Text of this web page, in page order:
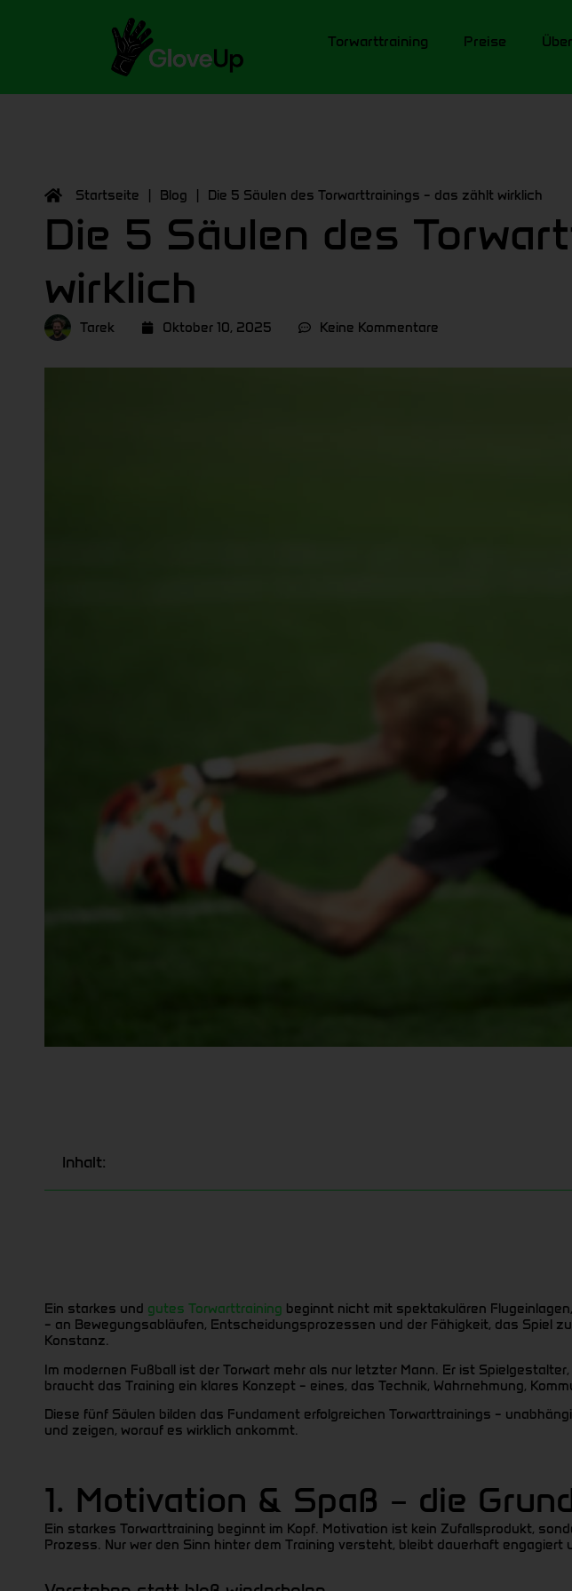
Torwarttraining Preise
Startseite Blog Die 5 Säulen des Torwarttrainings – das zählt wirklich
Die 5 Säulen des
wirklich
Tarek Oktober 10, 2025 Keine Kommentare
Inhalt:
Ein starkes und gutes Torwarttraining beginnt nicht mit spektakulären
– an Bewegungsabläufen, Entscheidungsprozessen und der Fähigkeit, das Spiel
Konstanz.
Im modernen Fußball ist der Torwart mehr als nur letzter Mann. Er ist
braucht das Training ein klares Konzept – eines, das Technik, Wahrnehmung,
Diese fünf Säulen bilden das Fundament erfolgreichen Torwarttrainings –
und zeigen, worauf es wirklich ankommt.
1. Motivation & Spaß – die
Ein starkes Torwarttraining beginnt im Kopf. Motivation ist kein Zufallsprodukt,
Prozess. Nur wer den Sinn hinter dem Training versteht, bleibt dauerhaft engagiert